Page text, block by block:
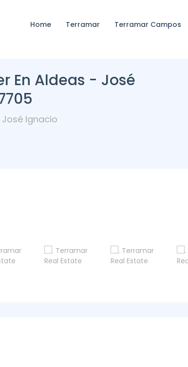
Home Terramar Terramar Campos
En Aldeas - José
Ignacio